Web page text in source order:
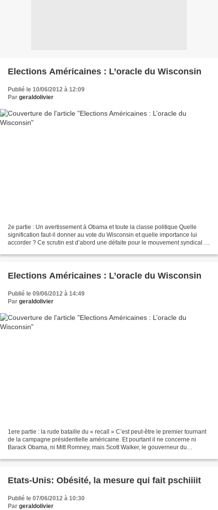
Elections Américaines : L’oracle du Wisconsin
Publié le 10/06/2012 à 12:09
Par geraldolivier
2e partie : Un avertissement à Obama et toute la classe politique Quelle
signification faut-il donner au vote du Wisconsin et quelle importance lui
accorder ? Ce scrutin est d’abord une défaite pour le mouvement syndical et
Elections Américaines : L’oracle du Wisconsin
Publié le 09/06/2012 à 14:49
Par geraldolivier
1ere partie : la rude bataille du « recall » C’est peut-être le premier tournant
de la campagne présidentielle américaine. Et pourtant il ne concerne ni
Barack Obama, ni Mitt Romney, mais Scott Walker, le gouverneur du
Etats-Unis: Obésité, la mesure qui fait pschiiiit
Publié le 07/06/2012 à 10:30
Par geraldolivier